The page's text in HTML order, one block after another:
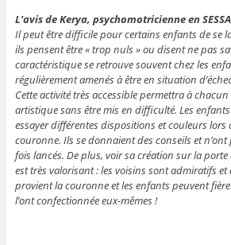
L’avis de Kerya, psychomotricienne en
Il peut être difficile pour certains enfants de se
ils pensent être « trop nuls » ou disent ne pas
caractéristique se retrouve souvent chez les
régulièrement amenés à être en situation
Cette activité très accessible permettra à
artistique sans être mis en difficulté. Les
essayer différentes dispositions et couleurs lors
couronne. Ils se donnaient des conseils et
fois lancés. De plus, voir sa création sur la porte
est très valorisant : les voisins sont admiratifs et
provient la couronne et les enfants peuvent
l’ont confectionnée eux-mêmes !